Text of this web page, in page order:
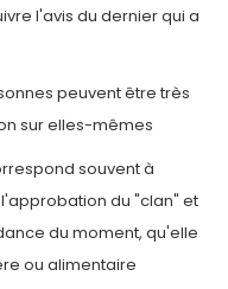
l'avis du dernier qui a
peuvent être très
sur elles-mêmes
souvent à
l'approbation du "clan" et
du moment, qu'elle
ou alimentaire